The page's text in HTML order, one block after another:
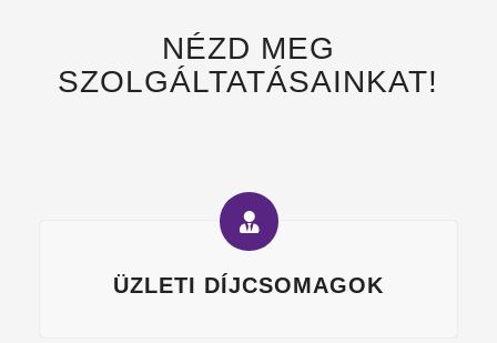
NÉZD MEG
SZOLGÁLTATÁSAINKAT!
ÜZLETI DÍJCSOMAGOK